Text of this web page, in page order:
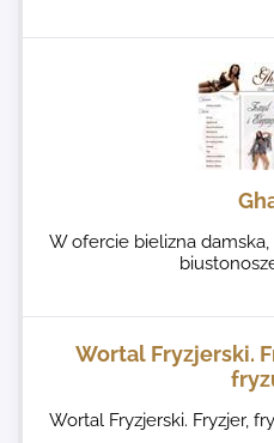
W ofercie bielizna
Wortal Fryzjerski.
Wortal Fryzjerski. Fryzjer,